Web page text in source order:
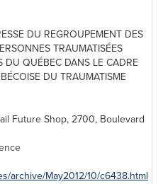
DU REGROUPEMENT DES
TRAUMATISÉES
DU QUÉBEC DANS LE CADRE
DU TRAUMATISME
Future Shop, 2700, Boulevard
archive/May2012/10/c6438.html